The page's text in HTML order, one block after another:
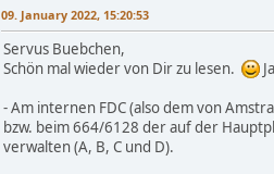
09. January 2022, 15:20:53
Servus Buebchen,
Schön mal wieder von Dir zu lesen.
- Am internen FDC (also dem von
bzw. beim 664/6128 der auf der
verwalten (A, B, C und D).